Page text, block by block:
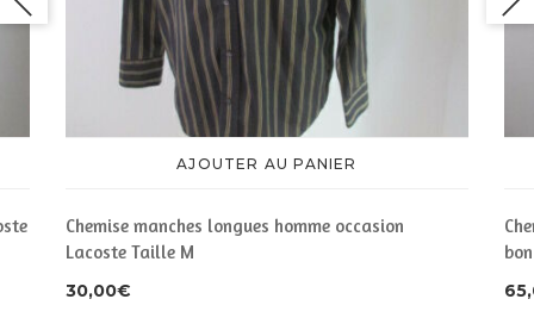
AJOUTER AU PANIER
Chemise manches longues homme occasion
Lacoste Taille M
30,00€